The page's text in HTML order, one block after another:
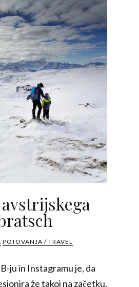
POTOVANJA / TRAVEL
ju in Instagramu je, da
že takoj na začetku.